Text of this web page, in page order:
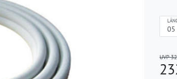
UVP